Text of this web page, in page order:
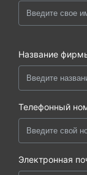
Название
Телефонный
Электронная